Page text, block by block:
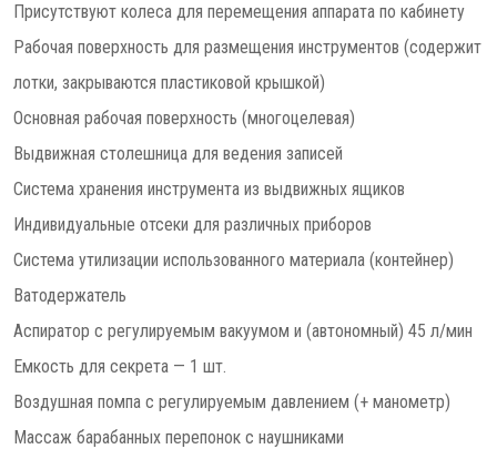
Присутствуют колеса для перемещения аппарата по кабинету
Рабочая поверхность для размещения инструментов (содержит
лотки, закрываются пластиковой крышкой)
Основная рабочая поверхность (многоцелевая)
Выдвижная столешница для ведения записей
Система хранения инструмента из выдвижных ящиков
Индивидуальные отсеки для различных приборов
Система утилизации использованного материала (контейнер)
Ватодержатель
Аспиратор с регулируемым вакуумом и (автономный) 45 л/мин
Емкость для секрета — 1 шт.
Воздушная помпа с регулируемым давлением (+ манометр)
Массаж барабанных перепонок с наушниками